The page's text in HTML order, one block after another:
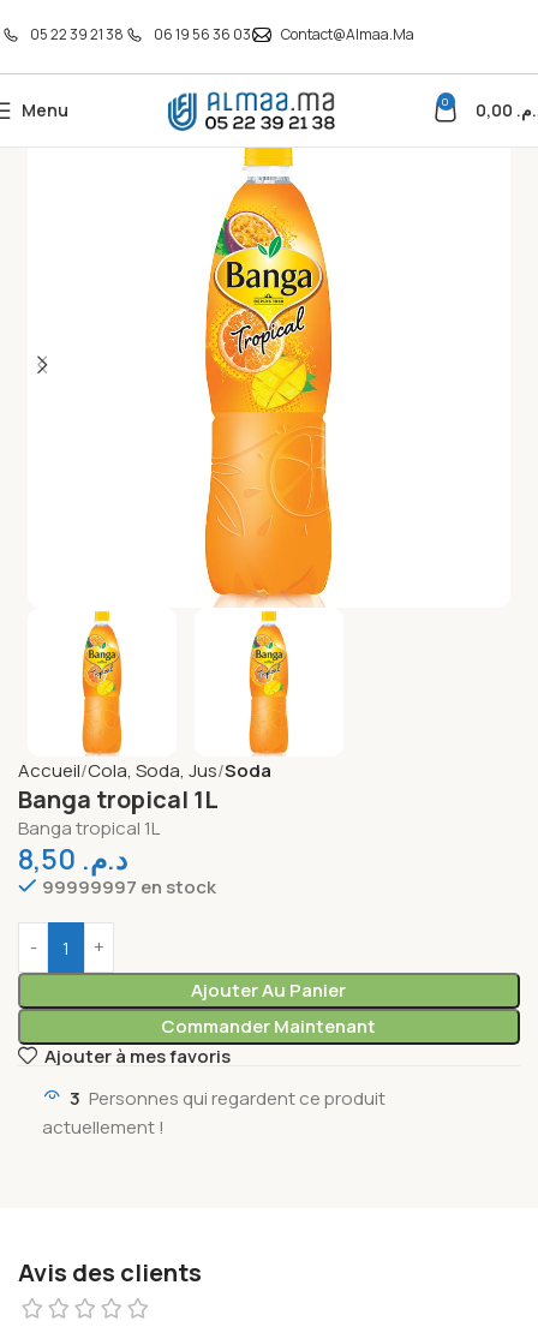
05 22 39 21 38 06 19 56 36 03 Contact@almaa.ma
Menu 0
Accueil Cola, Soda, Jus Soda
Banga tropical 1L
Banga tropical 1L
د.م.
99999997 en stock
Ajouter Au Panier
Commander Maintenant
Ajouter à mes favoris
3 Personnes qui regardent ce produit
actuellement !
Avis des clients